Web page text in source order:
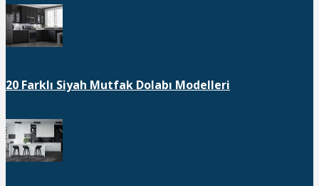
20 Farklı Siyah Mutfak Dolabı Modelleri